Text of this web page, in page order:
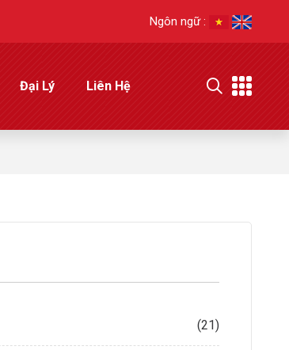
Ngôn ngữ :
Đại Lý Liên Hệ
(21)